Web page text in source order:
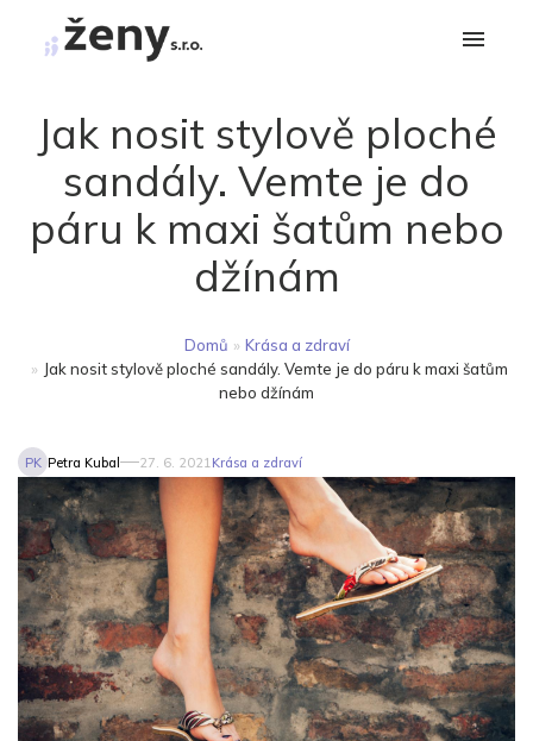
Jak nosit stylově ploché
sandály. Vemte je do
páru k maxi šatům nebo
džínám
Domů » Krása a zdraví
» Jak nosit stylově ploché sandály. Vemte je do páru k maxi šatům
nebo džínám
PK Petra Kubal 27. 6. 2021 Krása a zdraví